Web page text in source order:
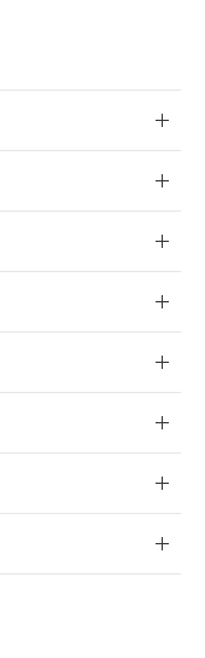
「1.共同利
いる法人を
有証明書
）
証明する
ステル類４
の期間は出
から備考
。
ない限
ておりま